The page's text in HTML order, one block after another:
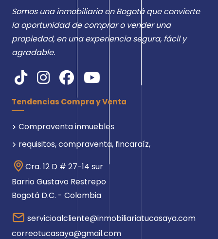
Somos una inmobiliaria en Bogotá que convierte
la oportunidad de comprar o vender una
propiedad, en una experiencia segura, fácil y
agradable.
Tendencias Compra y Venta
Compraventa inmuebles
requisitos, compraventa, fincaraíz,
Cra. 12 D # 27-14 sur
Barrio Gustavo Restrepo
Bogotá D.C. - Colombia
servicioalcliente@inmobiliariatucasaya.com
correotucasaya@gmail.com